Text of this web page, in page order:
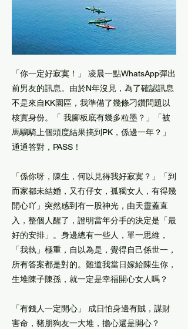
「你一定好寂寞！」 凌晨一點WhatsApp彈出
前男友的訊息。由於N年沒見，為了確認訊息
不是來自KK園區，我準備了幾條刁鑽問題以
核實身份。「 我腳板底有幾多粒墨？」「被
馬騮騎上個頭度結果搞到PK，係邊一年？」
通通答對，PASS！
「係你呀，陳生，何以見得我好寂寞？」「到
而家都未結婚，又冇仔女，孤獨女人，有得幾
開心吖」突然感到有一股神光，由天靈蓋直
入，整個人醒了，證明當年分手的決定是「最
好的安排」。身邊總有一些人，單一思維，
「我執」極重，自以為是，覺得自己係世一，
所有答案都是對的。難道我當日嫁給陳生你，
生堆陳子陳孫，就一定是幸福開心女人嗎？
「有錢人一定開心」 成日怕身邊有賊，謀財
害命，豬朋狗友一大堆，擔心還是開心？